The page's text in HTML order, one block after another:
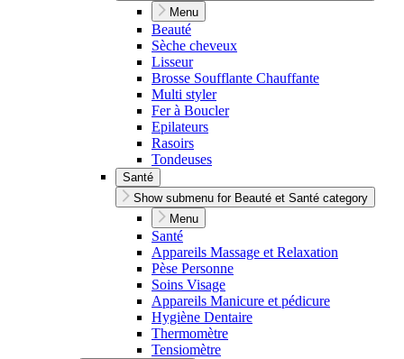
Menu
Beauté
Sèche cheveux
Lisseur
Brosse Soufflante Chauffante
Multi styler
Fer à Boucler
Epilateurs
Rasoirs
Tondeuses
Santé
Show submenu for Beauté et Santé category
Menu
Santé
Appareils Massage et Relaxation
Pèse Personne
Soins Visage
Appareils Manicure et pédicure
Hygiène Dentaire
Thermomètre
Tensiomètre